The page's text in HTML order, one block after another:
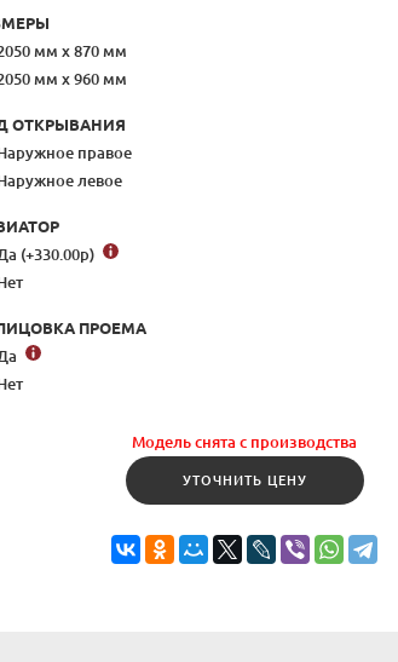
мм х 870 мм
мм x 960 мм
ОТКРЫВАНИЯ
правое
левое
(+330.00р)
ПРОЕМА
Модель снята с производства
УТОЧНИТЬ ЦЕНУ